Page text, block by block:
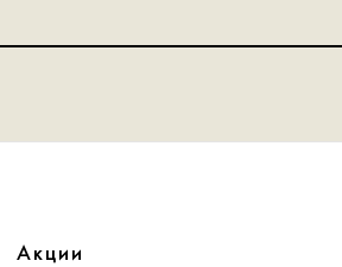
Акции